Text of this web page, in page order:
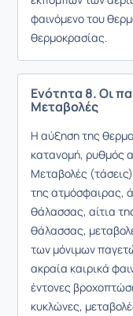
φαινόμενο του
θερμοκρασίας.
Ενότητα 8. Οι
Μεταβολές
Η αύξηση της
κατανομή, ρυθμός
Μεταβολές
της ατμόσφαιρας,
θάλασσας, αίτια
θάλασσας,
των μόνιμων
ακραία καιρικά
έντονες
κυκλώνες,